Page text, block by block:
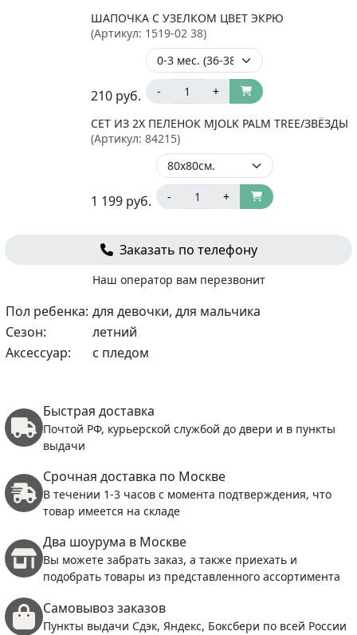
ШАПОЧКА С УЗЕЛКОМ ЦВЕТ ЭКРЮ
(Артикул: 1519-02 38)
210 руб. - +
СЕТ ИЗ 2Х ПЕЛЕНОК MJOLK PALM TREE/ЗВЁЗДЫ
(Артикул: 84215)
1 199 руб. - +
Заказать по телефону
Наш оператор вам перезвонит
Пол ребенка: для девочки, для мальчика
Сезон:
летний
Аксессуар:
с пледом
Быстрая доставка
Почтой РФ, курьерской службой до двери и в пункты
выдачи
Срочная доставка по Москве
В течении 1-3 часов с момента подтверждения, что
товар имеется на складе
Два шоурума в Москве
Вы можете забрать заказ, а также приехать и
подобрать товары из представленного ассортимента
Самовывоз заказов
Пункты выдачи Сдэк, Яндекс, Боксбери по всей России